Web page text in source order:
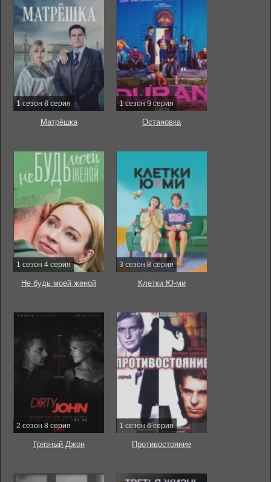
1 сезон 8 серия
Матрёшка
1 сезон 9 серия
Остановка
1 сезон 4 серия
Не будь моей женой
3 сезон 8 серия
Клетки Ю-ми
2 сезон 8 серия
Грязный Джон
1 сезон 6 серия
Противостояние